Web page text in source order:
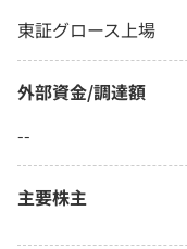
東証グロース上場
外部資金/調達額
--
主要株主